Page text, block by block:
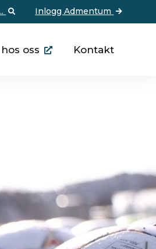
Inlogg Admentum
oss Kontakt